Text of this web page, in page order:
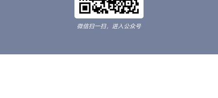
微信扫一扫，进入公众号